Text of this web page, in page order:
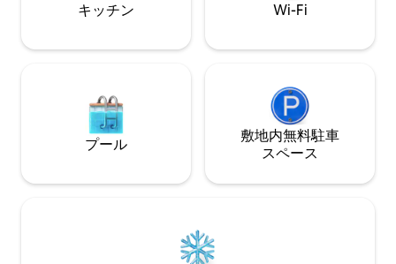
キッチン Wi-Fi
プール
敷地内無料駐⁠車
ス⁠ペ⁠ー⁠ス